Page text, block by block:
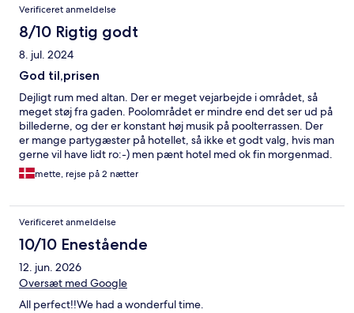
Verificeret anmeldelse
8/10 Rigtig godt
8. jul. 2024
God til,prisen
Dejligt rum med altan. Der er meget vejarbejde i området, så
meget støj fra gaden. Poolområdet er mindre end det ser ud på
billederne, og der er konstant høj musik på poolterrassen. Der
er mange partygæster på hotellet, så ikke et godt valg, hvis man
gerne vil have lidt ro:-) men pænt hotel med ok fin morgenmad.
God til prisen
mette, rejse på 2 nætter
Verificeret anmeldelse
10/10 Enestående
12. jun. 2026
Oversæt med Google
All perfect!!We had a wonderful time.